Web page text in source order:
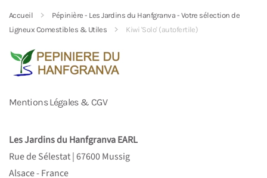
Accueil
Pépinière - Les Jardins du Hanfgranva - Votre sélection de
Ligneux Comestibles & Utiles
Kiwi 'Solo' (autofertile)
Mentions Légales & CGV
Les Jardins du Hanfgranva EARL
Rue de Sélestat|67600 Mussig
Alsace - France